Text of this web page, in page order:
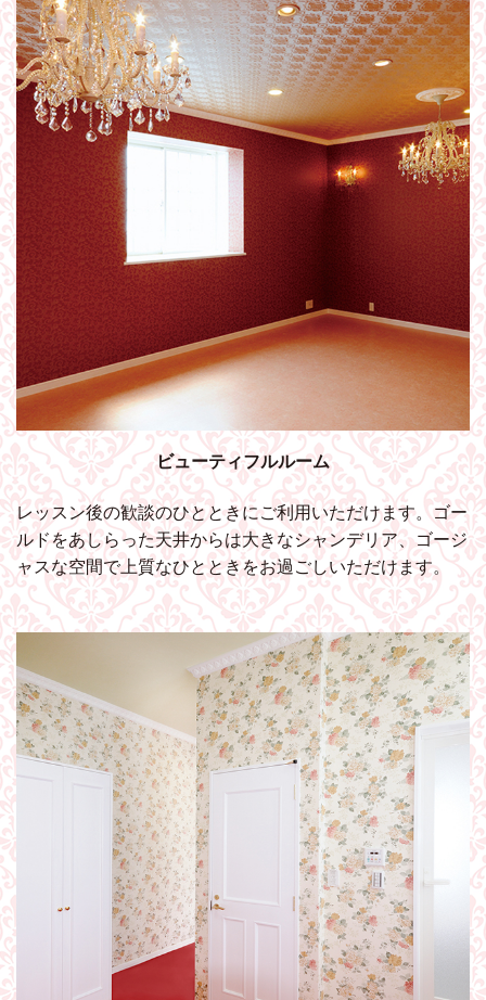
ビューティフルルーム
レッスン後の歓談のひとときにご利用いただけます。ゴー
ルドをあしらった天井からは大きなシャンデリア、ゴージ
ャスな空間で上質なひとときをお過ごしいただけます。